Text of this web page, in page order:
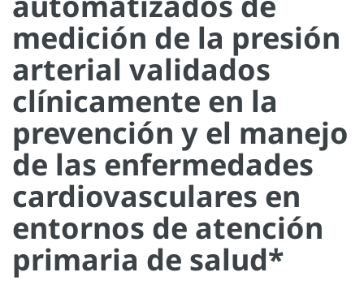
medición de la presión
arterial validados
clínicamente en la
prevención y el manejo
de las enfermedades
cardiovasculares en
entornos de atención
primaria de salud*